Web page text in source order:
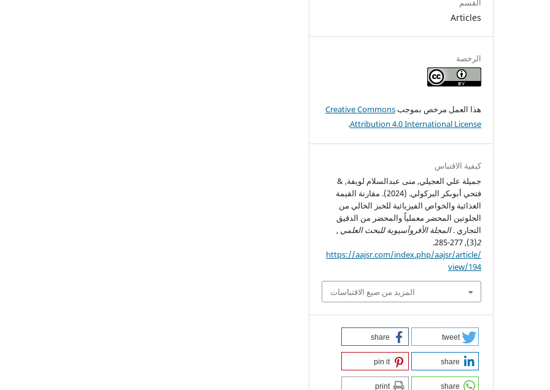
القسم
Articles
الرخصة
هذا العمل مرخص بموجبCreative Commons
Attribution 4.0 International License
.
كيفية الاقتباس
جميلة علي العجيلي, منى عبدالسلام لويفة, &
فتحي أبوبكر البركولي. (2024). مقارنة القيمة
الغذائية والخواص الفيزيائية للخبز الخالي من
الجلوتين المحضر معملياً والمحضر من الدقيق
التجاري .المجلة الأفروآسيوية للبحث العلمي,
2
(3), 277-285.
https://aajsr.com/index.php/aajsr/article/
view/194
المزيد من صيغ الاقتباسات
tweet
share
share
pin it
share
print